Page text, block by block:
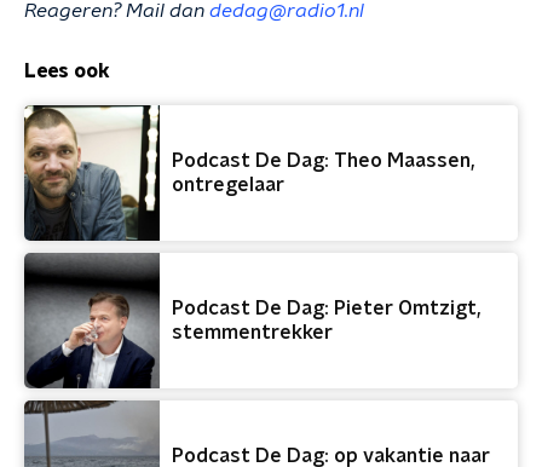
Reageren? Mail dan dedag@radio1.nl
Lees ook
Podcast De Dag: Theo Maassen,
ontregelaar
Podcast De Dag: Pieter Omtzigt,
stemmentrekker
Podcast De Dag: op vakantie naar